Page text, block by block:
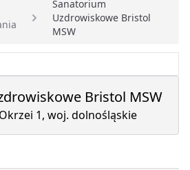
Sanatorium
Uzdrowiskowe Bristol
MSW
Bristol MSW
1, woj. dolnośląskie